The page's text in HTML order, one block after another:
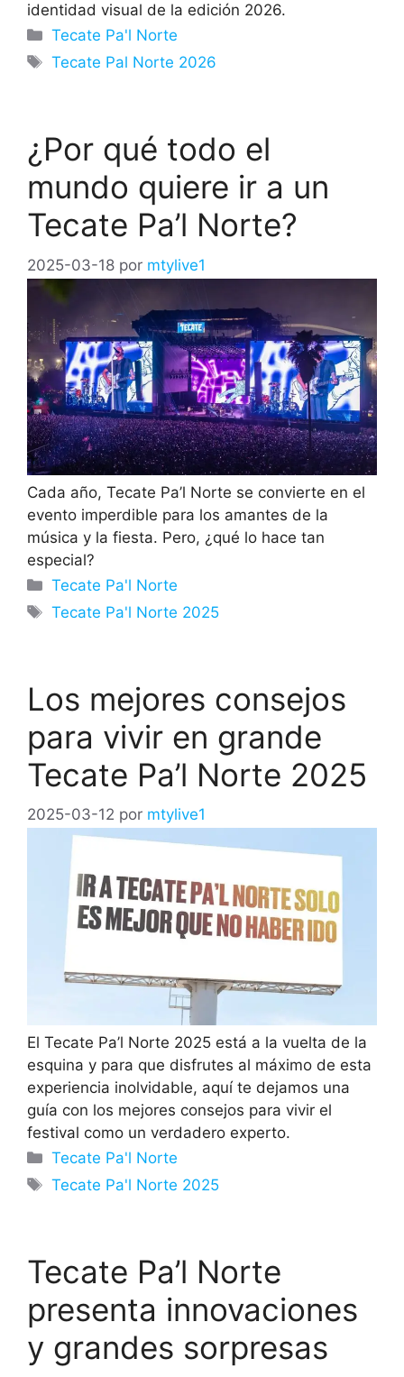
identidad visual de la edición 2026.
Categorías
Tecate Pa'l Norte
Etiquetas
Tecate Pal Norte 2026
¿Por qué todo el
mundo quiere ir a un
Tecate Pa’l Norte?
2025-03-18 por mtylive1
Cada año, Tecate Pa’l Norte se convierte en el
evento imperdible para los amantes de la
música y la fiesta. Pero, ¿qué lo hace tan
especial?
Categorías
Tecate Pa'l Norte
Etiquetas
Tecate Pa'l Norte 2025
Los mejores consejos
para vivir en grande
Tecate Pa’l Norte 2025
2025-03-12 por mtylive1
El Tecate Pa’l Norte 2025 está a la vuelta de la
esquina y para que disfrutes al máximo de esta
experiencia inolvidable, aquí te dejamos una
guía con los mejores consejos para vivir el
festival como un verdadero experto.
Categorías
Tecate Pa'l Norte
Etiquetas
Tecate Pa'l Norte 2025
Tecate Pa’l Norte
presenta innovaciones
y grandes sorpresas